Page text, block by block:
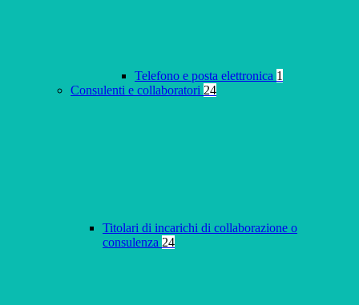
Telefono e posta elettronica 1
Consulenti e collaboratori 24
Titolari di incarichi di collaborazione o
consulenza 24